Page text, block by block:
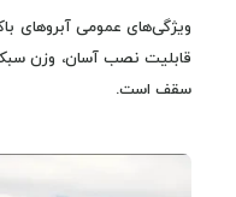
ویژگی‌های عمومی آبروهای
قابلیت نصب آسان، وزن
سقف است.